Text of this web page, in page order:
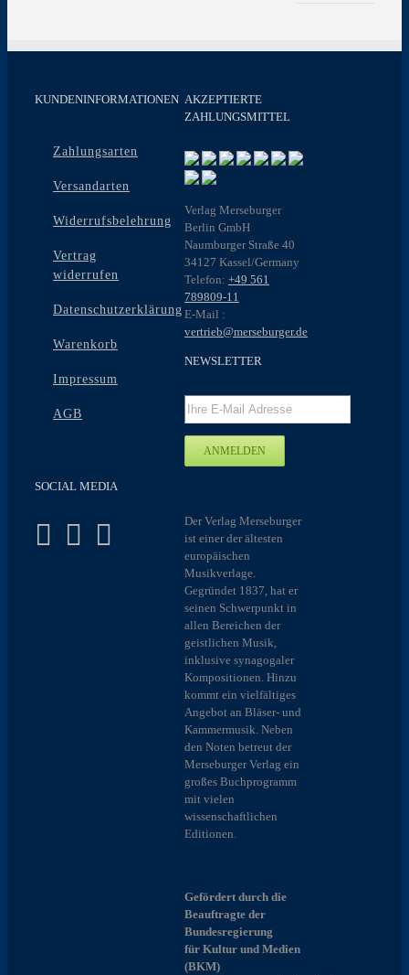
KUNDENINFORMATIONEN
Zahlungsarten
Versandarten
Widerrufsbelehrung
Vertrag
widerrufen
Datenschutzerklärung
Warenkorb
Impressum
AGB
SOCIAL MEDIA
AKZEPTIERTE
ZAHLUNGSMITTEL
Verlag Merseburger
Berlin GmbH
Naumburger Straße 40
34127 Kassel/Germany
Telefon: +49 561
789809-11
E-Mail :
vertrieb@merseburger.de
NEWSLETTER
Der Verlag Merseburger
ist einer der ältesten
europäischen
Musikverlage.
Gegründet 1837, hat er
seinen Schwerpunkt in
allen Bereichen der
geistlichen Musik,
inklusive synagogaler
Kompositionen. Hinzu
kommt ein vielfältiges
Angebot an Bläser- und
Kammermusik. Neben
den Noten betreut der
Merseburger Verlag ein
großes Buchprogramm
mit vielen
wissenschaftlichen
Editionen.
Gefördert durch die
Beauftragte der
Bundesregierung
für Kultur und Medien
(BKM)